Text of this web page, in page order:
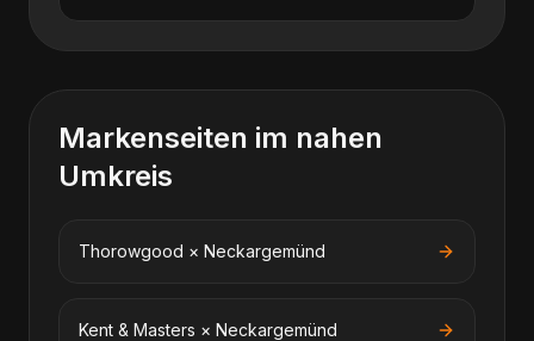
Markenseiten im nahen
Umkreis
Thorowgood × Neckargemünd
Kent & Masters × Neckargemünd